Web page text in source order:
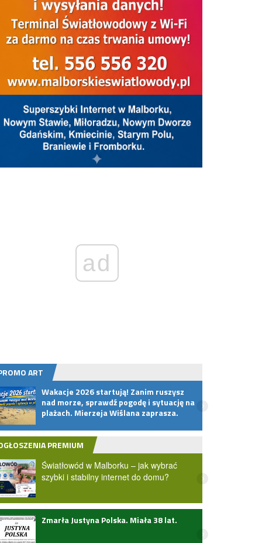
ad
ART
Wakacje 2026 startują! Zanim ruszysz
nad morze, sprawdź pogodę i sytuację na
plażach. Mierzeja Wiślana zaprasza.
PREMIUM
Światłowód w Malborku – jak wybrać
szybki i stabilny internet do domu?
Zmarła Justyna Polska. Miała 38 lat.